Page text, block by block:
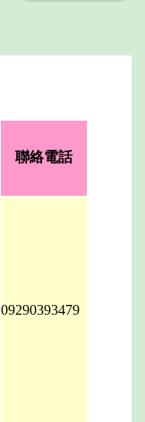
聯絡電話
09290393479